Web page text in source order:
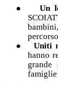
●
Un
●
Uniti
hanno
famiglie